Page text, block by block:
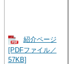
紹介ページ
[PDFファイル／
57KB]